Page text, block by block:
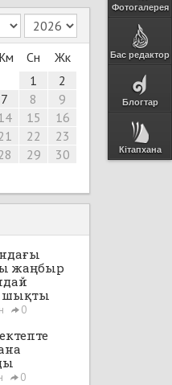
Фотогалерея
Бас редактор
Блогтар
Кітапхана
Сн
Жк
1
2
7 8
9
15
16
22
23
29
30
жаңбыр
шықты
0
0